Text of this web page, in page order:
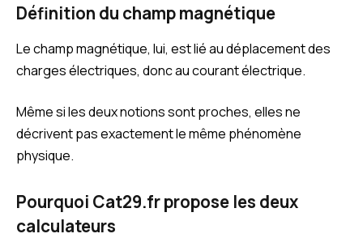
Définition du champ magnétique
Le champ magnétique, lui, est lié au déplacement des
charges électriques, donc au courant électrique.
Même si les deux notions sont proches, elles ne
décrivent pas exactement le même phénomène
physique.
Pourquoi Cat29.fr propose les deux
calculateurs